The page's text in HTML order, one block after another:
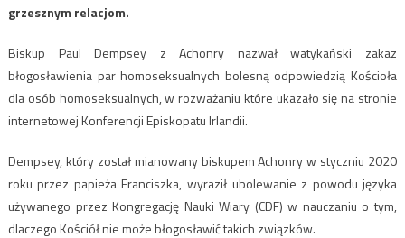
grzesznym relacjom.
Biskup Paul Dempsey z Achonry nazwał watykański zakaz
błogosławienia par homoseksualnych bolesną odpowiedzią Kościoła
dla osób homoseksualnych, w rozważaniu które ukazało się na stronie
internetowej Konferencji Episkopatu Irlandii.
Dempsey, który został mianowany biskupem Achonry w styczniu 2020
roku przez papieża Franciszka, wyraził ubolewanie z powodu języka
używanego przez Kongregację Nauki Wiary (CDF) w nauczaniu o tym,
dlaczego Kościół nie może błogosławić takich związków.